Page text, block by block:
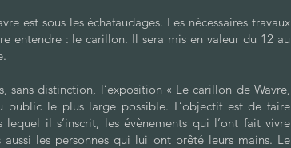
est sous les échafaudages. Les nécessaires travaux
entendre : le carillon. Il sera mis en valeur du 12 au
distinction, l’exposition « Le carillon de Wavre,
le plus large possible. L’objectif est de faire
il s’inscrit, les évènements qui l’ont fait vivre
les personnes qui lui ont prêté leurs mains. Le